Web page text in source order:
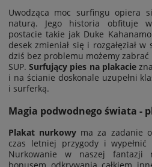
Uwodząca moc surfingu opiera
naturą. Jego historia obfituje
postacie takie jak Duke
desek zmieniał się i rozgałęział
dziś bez problemu możemy
SUP.Surfujący pies na plakacie
i na ścianie doskonale uzupełni
i surferką.
Magia podwodnego świata -
Plakat nurkowy ma za zadanie
czas letniej przygody i wypełnić
Nurkowanie w naszej fantazji